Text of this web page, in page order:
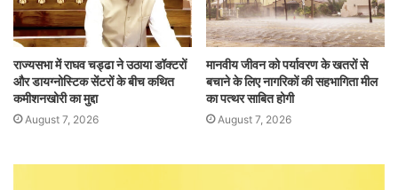
राज्यसभा में राघव चड्ढा ने उठाया डॉक्टरों
और डायग्नोस्टिक सेंटरों के बीच कथित
कमीशनखोरी का मुद्दा
August 7, 2026
मानवीय जीवन को पर्यावरण के खतरों से
बचाने के लिए नागरिकों की सहभागिता मील
का पत्थर साबित होगी
August 7, 2026